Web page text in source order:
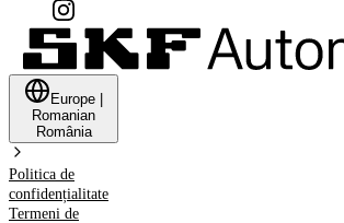
Europe
Romanian
România
Politica de
confidențialitate
Termeni de